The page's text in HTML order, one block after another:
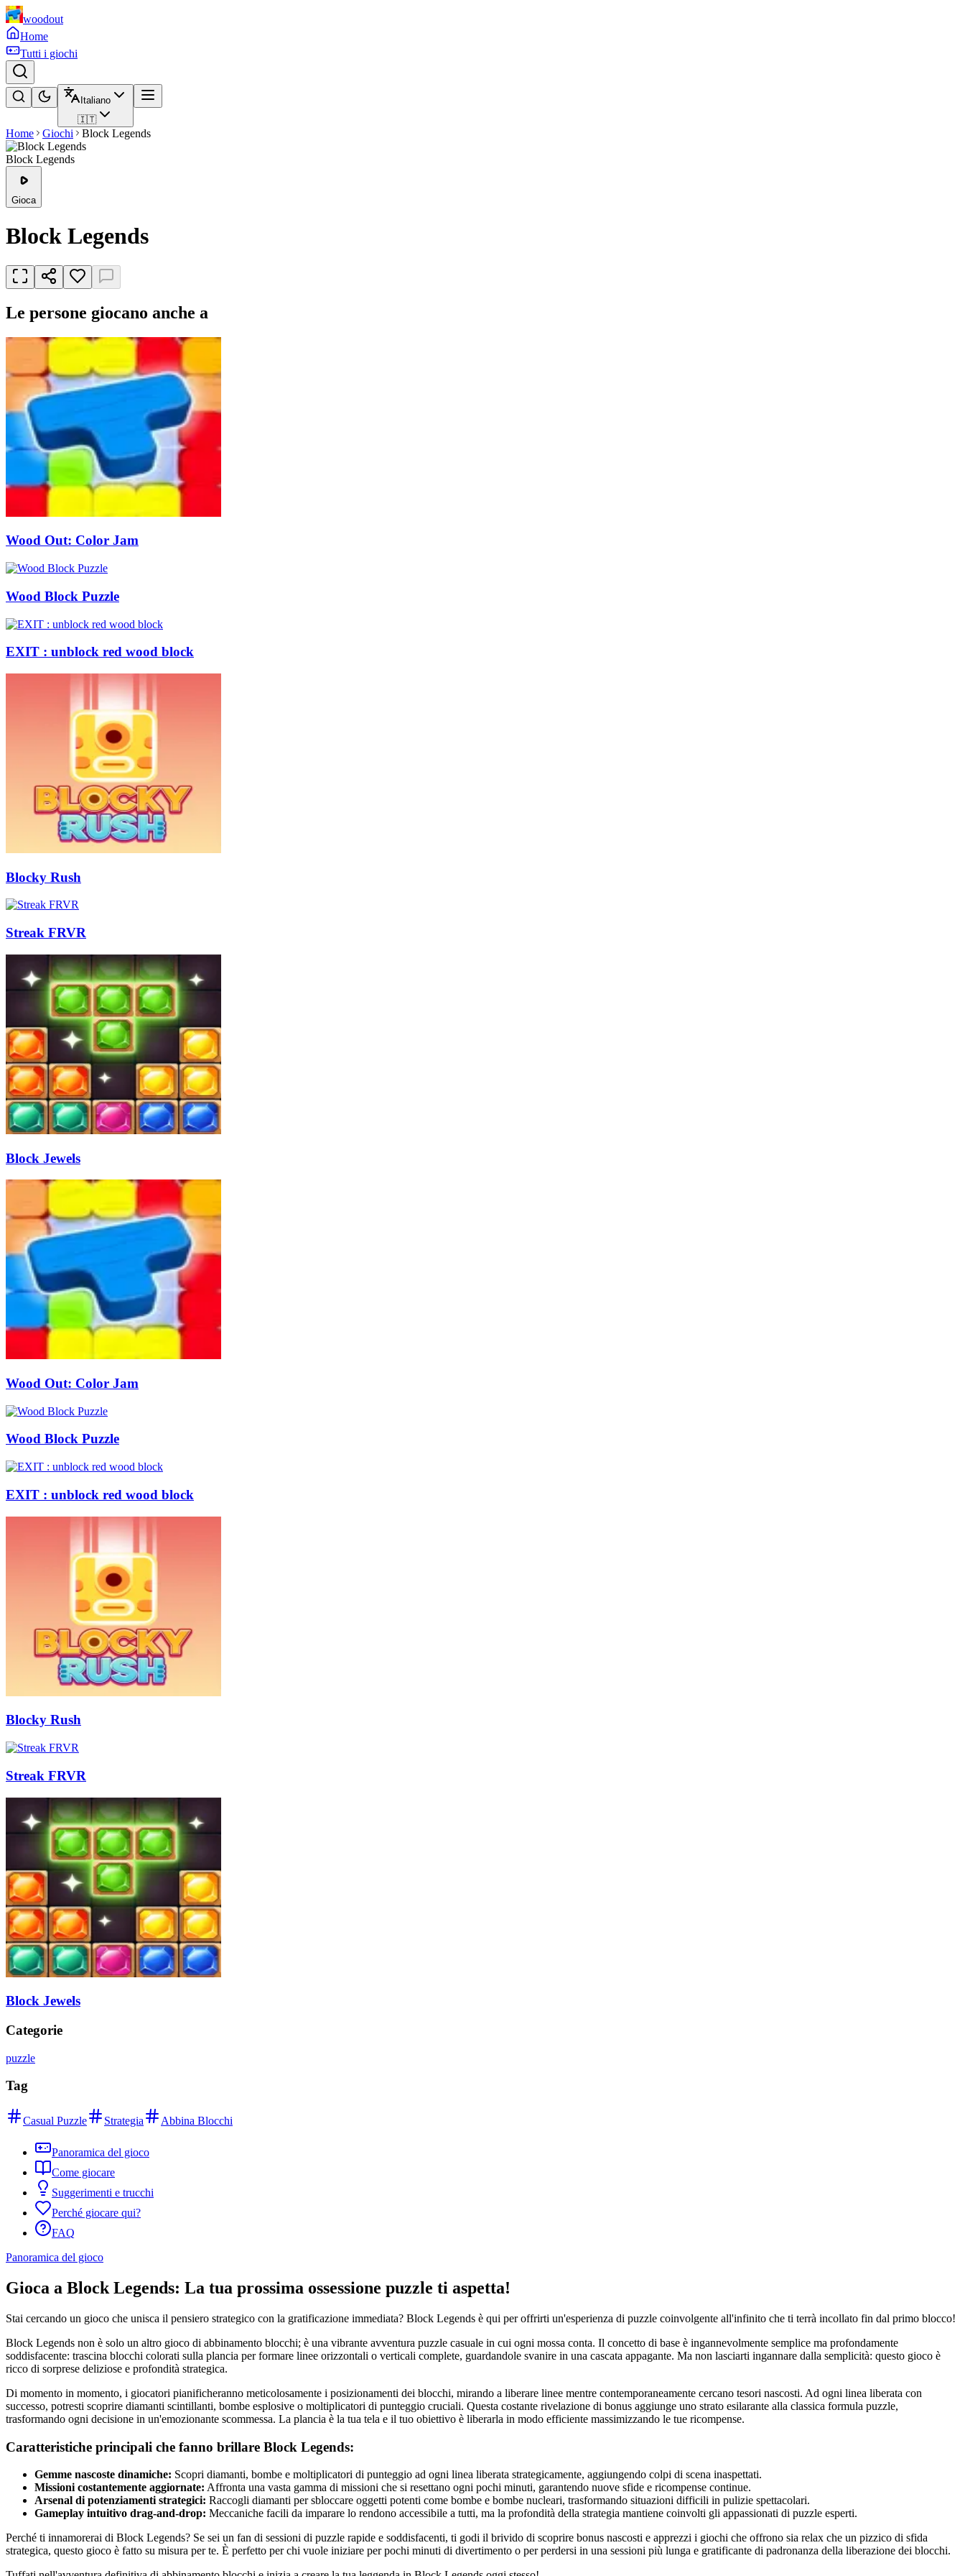
woodout
Home
Tutti i giochi
Italiano
🇮🇹
Home Giochi Block Legends
Block Legends
Gioca
Block Legends
Le persone giocano anche a
Wood Out: Color Jam
Wood Block Puzzle
EXIT : unblock red wood block
Blocky Rush
Streak FRVR
Block Jewels
Wood Out: Color Jam
Wood Block Puzzle
EXIT : unblock red wood block
Blocky Rush
Streak FRVR
Block Jewels
Categorie
puzzle
Tag
Casual Puzzle Strategia Abbina Blocchi
Panoramica del gioco
Come giocare
Suggerimenti e trucchi
Perché giocare qui?
FAQ
Panoramica del gioco
Gioca a Block Legends: La tua prossima ossessione puzzle ti aspetta!
Stai cercando un gioco che unisca il pensiero strategico con la gratificazione immediata? Block Legends è qui per offrirti un'esperienza di puzzle coinvolgente all'infinito che ti terrà incollato fin dal primo blocco!
Block Legends non è solo un altro gioco di abbinamento blocchi; è una vibrante avventura puzzle casuale in cui ogni mossa conta. Il concetto di base è ingannevolmente semplice ma profondamente
soddisfacente: trascina blocchi colorati sulla plancia per formare linee orizzontali o verticali complete, guardandole svanire in una cascata appagante. Ma non lasciarti ingannare dalla semplicità: questo gioco è
ricco di sorprese deliziose e profondità strategica.
Di momento in momento, i giocatori pianificheranno meticolosamente i posizionamenti dei blocchi, mirando a liberare linee mentre contemporaneamente cercano tesori nascosti. Ad ogni linea liberata con
successo, potresti scoprire diamanti scintillanti, bombe esplosive o moltiplicatori di punteggio cruciali. Questa costante rivelazione di bonus aggiunge uno strato esilarante alla classica formula puzzle,
trasformando ogni decisione in un'emozionante scommessa. La plancia è la tua tela e il tuo obiettivo è liberarla in modo efficiente massimizzando le tue ricompense.
Caratteristiche principali che fanno brillare Block Legends:
Gemme nascoste dinamiche: Scopri diamanti, bombe e moltiplicatori di punteggio ad ogni linea liberata strategicamente, aggiungendo colpi di scena inaspettati.
Missioni costantemente aggiornate: Affronta una vasta gamma di missioni che si resettano ogni pochi minuti, garantendo nuove sfide e ricompense continue.
Arsenal di potenziamenti strategici: Raccogli diamanti per sbloccare oggetti potenti come bombe e bombe nucleari, trasformando situazioni difficili in pulizie spettacolari.
Gameplay intuitivo drag-and-drop: Meccaniche facili da imparare lo rendono accessibile a tutti, ma la profondità della strategia mantiene coinvolti gli appassionati di puzzle esperti.
Perché ti innamorerai di Block Legends? Se sei un fan di sessioni di puzzle rapide e soddisfacenti, ti godi il brivido di scoprire bonus nascosti e apprezzi i giochi che offrono sia relax che un pizzico di sfida
strategica, questo gioco è fatto su misura per te. È perfetto per chi vuole iniziare per pochi minuti di divertimento o per perdersi in una sessioni più lunga e gratificante di padronanza della liberazione dei blocchi.